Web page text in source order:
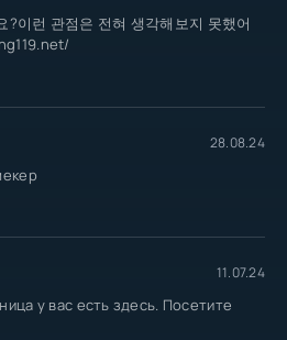
?이런 관점은 전혀 생각해보지 못했어
28.08.24
11.07.24
у вас есть здесь. Посетите